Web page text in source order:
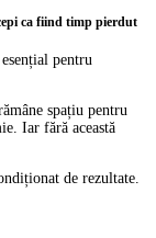
ca fiind timp pierdut
pentru
spațiu pentru
Iar fără această
de rezultate.